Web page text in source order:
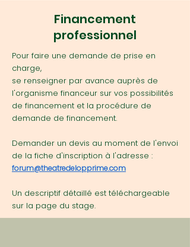
Financement
professionnel
Pour faire une demande de prise en
charge,
se renseigner par avance auprès de
l'organisme financeur sur vos possibilités
de financement et la procédure de
demande de financement.
Demander un devis au moment de l'envoi
de la fiche d'inscription à l'adresse :
forum@theatredelopprime.com
Un descriptif détaillé est téléchargeable
sur la page du stage.​